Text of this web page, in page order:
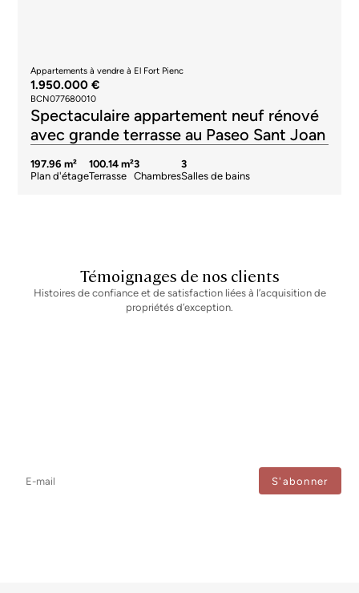
Appartements à vendre à El Fort Pienc
1.950.000 €
BCN077680010
Spectaculaire appartement neuf rénové
avec grande terrasse au Paseo Sant Joan
197.96 m²
Plan d'étage
100.14 m²
Terrasse
3
Chambres
3
Salles de bains
Témoignages de nos clients
Histoires de confiance et de satisfaction liées à l’acquisition de
propriétés d’exception.